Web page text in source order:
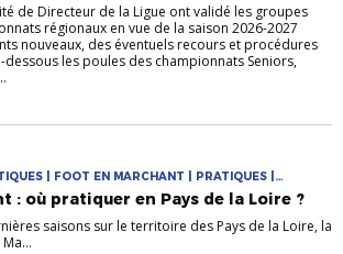
de Directeur de la Ligue ont validé les groupes
régionaux en vue de la saison 2026-2027
nouveaux, des éventuels recours et procédures
dessous les poules des championnats Seniors,
| FOOT EN MARCHANT | PRATIQUES |
: où pratiquer en Pays de la Loire ?
saisons sur le territoire des Pays de la Loire, la